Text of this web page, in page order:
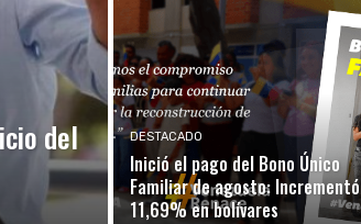
del DESTACADO
Inició el pago del Bono Único
Familiar de agosto: Incrementó
11,69% en bolívares